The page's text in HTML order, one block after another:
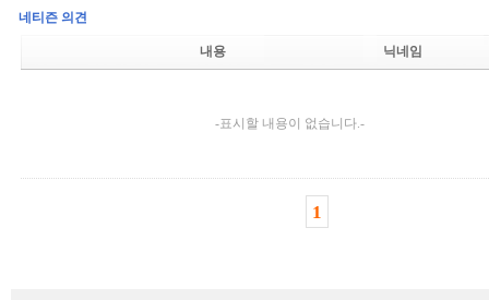
네티즌 의견
내용 닉네임
-표시할 내용이 없습니다.-
1